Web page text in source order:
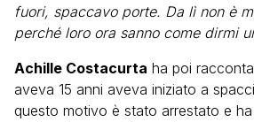
fuori, spaccavo porte. Da lì non è
perché loro ora sanno come dirmi
Achille Costacurta ha poi
aveva 15 anni aveva iniziato a
questo motivo è stato arrestato e